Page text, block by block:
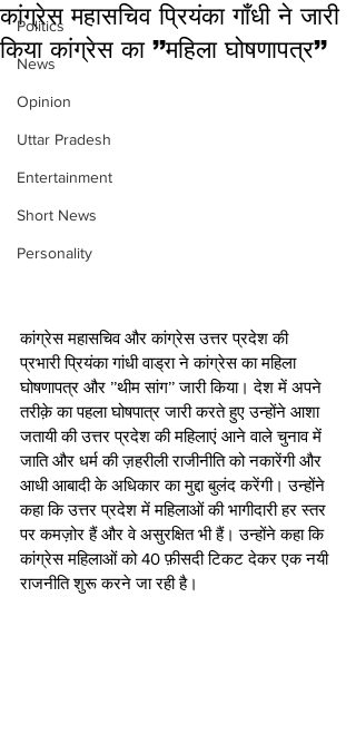
Politics
News
Opinion
Uttar Pradesh
Entertainment
Short News
Personality
कांग्रेस महासचिव प्रियंका गाँधी ने जारी
किया कांग्रेस का ’’महिला घोषणापत्र’’
कांग्रेस महासचिव और कांग्रेस उत्तर प्रदेश की
प्रभारी प्रियंका गांधी वाड्रा ने कांग्रेस का महिला
घोषणापत्र और ’’थीम सांग’’ जारी किया। देश में अपने
तरीक़े का पहला घोषपात्र जारी करते हुए उन्होंने आशा
जतायी की उत्तर प्रदेश की महिलाएं आने वाले चुनाव में
जाति और धर्म की ज़हरीली राजीनीति को नकारेंगी और
आधी आबादी के अधिकार का मुद्दा बुलंद करेंगी। उन्होंने
कहा कि उत्तर प्रदेश में महिलाओं की भागीदारी हर स्तर
पर कमज़ोर हैं और वे असुरक्षित भी हैं। उन्होंने कहा कि
कांग्रेस महिलाओं को 40 फ़ीसदी टिकट देकर एक नयी
राजनीति शुरू करने जा रही है।